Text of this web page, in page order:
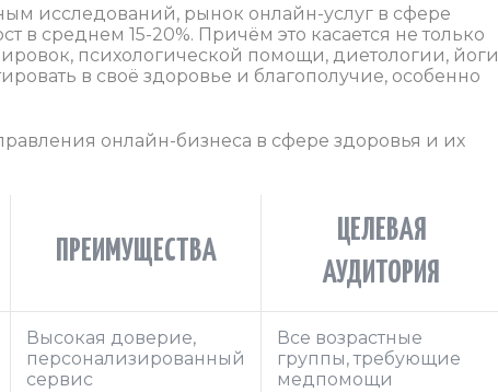
исследований, рынок онлайн-услуг в сфере
в среднем 15-20%. Причём это касается не только
психологической помощи, диетологии, йоги
в своё здоровье и благополучие, особенно
онлайн-бизнеса в сфере здоровья и их
ПРЕИМУЩЕСТВА
ЦЕЛЕВАЯ
АУДИТОРИЯ
Высокая доверие,
персонализированный
сервис
Все возрастные
группы, требующие
медпомощи